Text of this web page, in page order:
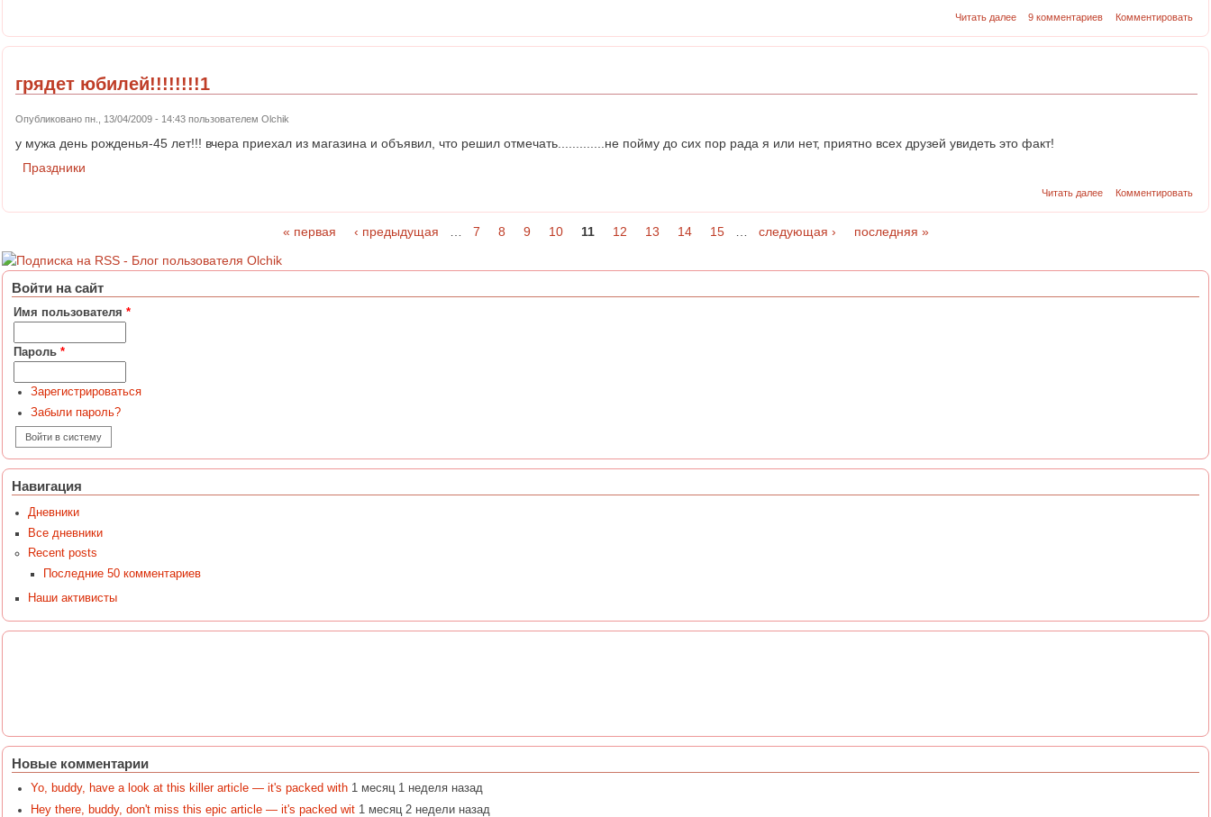
Читать далее 9 комментариев Комментировать
грядет юбилей!!!!!!!!1
Опубликовано пн., 13/04/2009 - 14:43 пользователем Olchik
у мужа день рожденья-45 лет!!! вчера приехал из магазина и объявил, что решил отмечать.............не пойму до сих пор рада я или нет, приятно всех друзей увидеть это факт!
Праздники
Читать далее Комментировать
Страницы
« первая ‹ предыдущая 7 8 9 10 11 12 13 14 15 следующая › последняя »
Войти на сайт
Имя пользователя *
Пароль *
Зарегистрироваться
Забыли пароль?
Навигация
Дневники
Все дневники
Recent posts
Последние 50 комментариев
Наши активисты
Новые комментарии
Yo, buddy, have a look at this killer article — it's packed with 1 месяц 1 неделя назад
Hey there, buddy, don't miss this epic article — it's packed wit 1 месяц 2 недели назад